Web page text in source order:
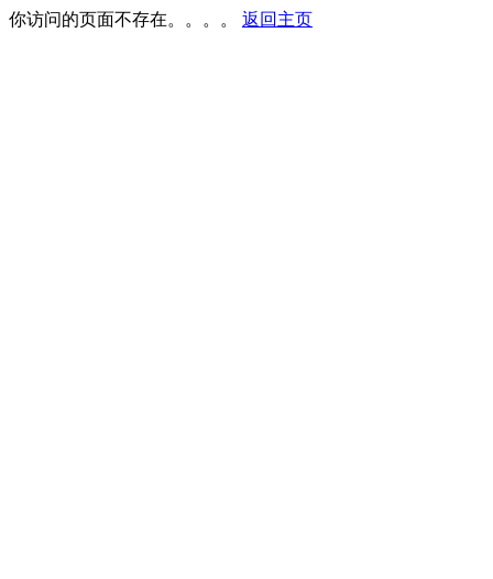
你访问的页面不存在。。。。 返回主页